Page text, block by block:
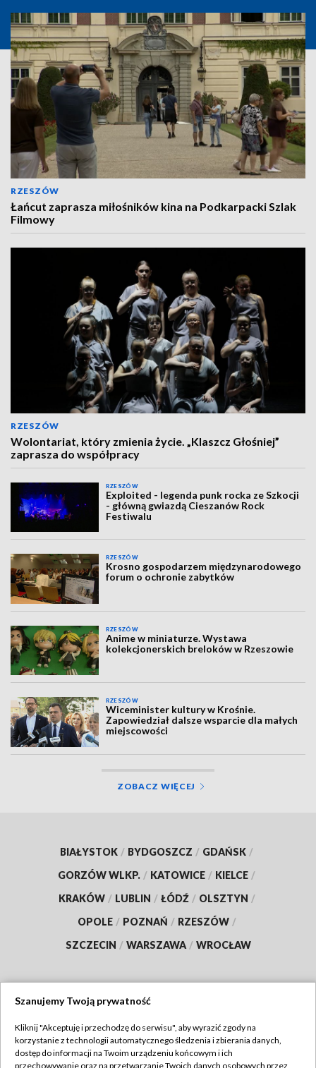
RZESZÓW
Łańcut zaprasza miłośników kina na Podkarpacki Szlak
Filmowy
RZESZÓW
Wolontariat, który zmienia życie. „Klaszcz Głośniej”
zaprasza do współpracy
RZESZÓW
Exploited - legenda punk rocka ze Szkocji
- główną gwiazdą Cieszanów Rock
Festiwalu
RZESZÓW
Krosno gospodarzem międzynarodowego
forum o ochronie zabytków
RZESZÓW
Anime w miniaturze. Wystawa
kolekcjonerskich breloków w Rzeszowie
RZESZÓW
Wiceminister kultury w Krośnie.
Zapowiedział dalsze wsparcie dla małych
miejscowości
ZOBACZ WIĘCEJ
BIAŁYSTOK / BYDGOSZCZ / GDAŃSK /
GORZÓW WLKP. / KATOWICE / KIELCE /
KRAKÓW / LUBLIN / ŁÓDŹ / OLSZTYN /
OPOLE / POZNAŃ / RZESZÓW /
SZCZECIN / WARSZAWA / WROCŁAW
TVP
Szanujemy Twoją prywatność
Kliknij "Akceptuję i przechodzę do serwisu", aby wyrazić zgody na
korzystanie z technologii automatycznego śledzenia i zbierania danych,
dostęp do informacji na Twoim urządzeniu końcowym i ich
przechowywanie oraz na przetwarzanie Twoich danych osobowych przez